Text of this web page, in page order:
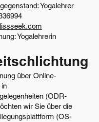
Yogalehrer
Yogalehrerin
über Online-
in
(ODR-
wir Sie über die
(OS-